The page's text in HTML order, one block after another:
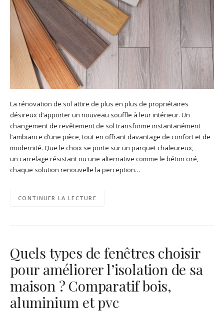
La rénovation de sol attire de plus en plus de propriétaires
désireux d’apporter un nouveau souffle à leur intérieur. Un
changement de revêtement de sol transforme instantanément
l’ambiance d’une pièce, tout en offrant davantage de confort et de
modernité. Que le choix se porte sur un parquet chaleureux,
un carrelage résistant ou une alternative comme le béton ciré,
chaque solution renouvelle la perception…
CONTINUER LA LECTURE
Quels types de fenêtres choisir
pour améliorer l’isolation de sa
maison ? Comparatif bois,
aluminium et pvc